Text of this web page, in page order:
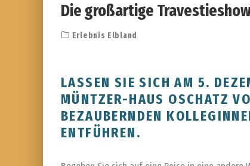
Die großartige
Erlebnis Elbland
LASSEN SIE SICH AM 5.
MÜNTZER-HAUS OSCHATZ
BEZAUBERNDEN
ENTFÜHREN.